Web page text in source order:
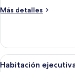
1
o
2
Más detalles
Más
superior
con
1
Abrir
5
Habitación